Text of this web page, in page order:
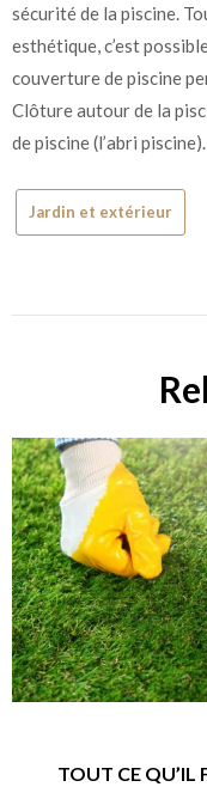
sécurité de la piscine.
esthétique, c’est
couverture de piscine
Clôture autour de la
de piscine (l’abri piscine).
Jardin et extérieur
TOUT CE QU’IL